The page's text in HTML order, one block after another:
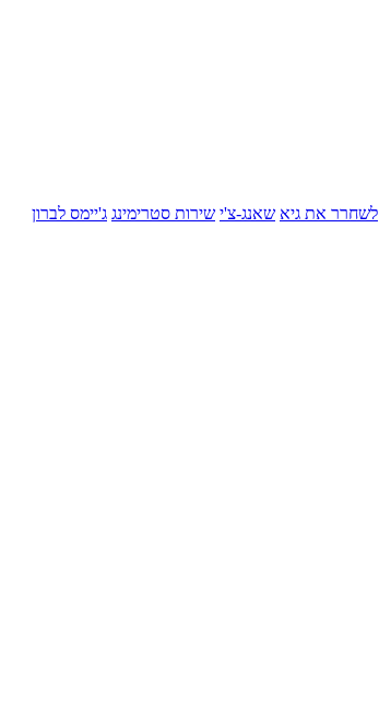
לשחרר את גיא שאנג-צ'י שירות סטרימינג ג'יימס לברון